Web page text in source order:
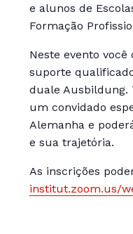
e alunos de
Formação
Neste evento
suporte
duale Ausbildung.
um convidado
Alemanha e
e sua trajetória.
As inscrições
institut.zoom.us/